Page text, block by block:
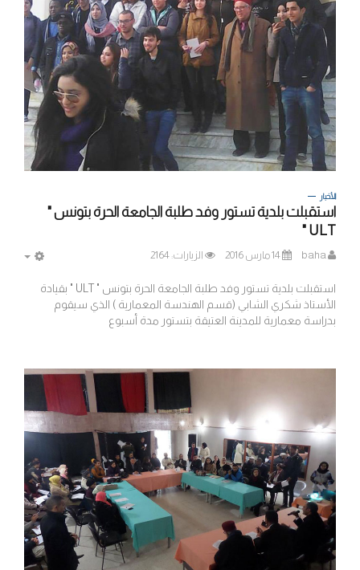
الأخبار
استقبلت بلدية تستور وفد طلبة الجامعة الحرة بتونس "
ULT "
baha 14 مارس 2016 الزيارات: 2164
استقبلت بلدية تستور وفد طلبة الجامعة الحرة بتونس " ULT " بقيادة
الأستاذ شكري الشابي (قسم الهندسة المعمارية ) الذي سيقوم
بدراسة معمارية للمدينة العتيقة بتستور مدة أسبوع